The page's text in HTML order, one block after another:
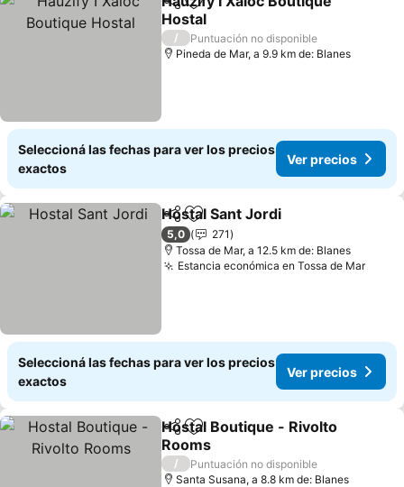
CompartirAñadir a favoritos
Hostal
Ver precios
/
Puntuación no disponible
Pineda de Mar, a 9.9 km de: Blanes
Seleccioná las fechas para ver los precios
exactos
Ver precios
CompartirAñadir a favoritos
Hostal Sant Jordi
5,0
271
Tossa de Mar, a 12.5 km de: Blanes
Estancia económica en Tossa de MarVer
Seleccioná las fechas para ver los precios
exactos
Ver precios
CompartirAñadir a favoritos
Hostal Boutique - Rivolto
Rooms
Ver precios
/
Puntuación no disponible
Santa Susana, a 8.8 km de: Blanes